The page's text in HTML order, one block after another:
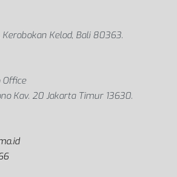
Kerobokan Kelod, Bali 80363.
Office
Kav. 20 Jakarta Timur 13630.